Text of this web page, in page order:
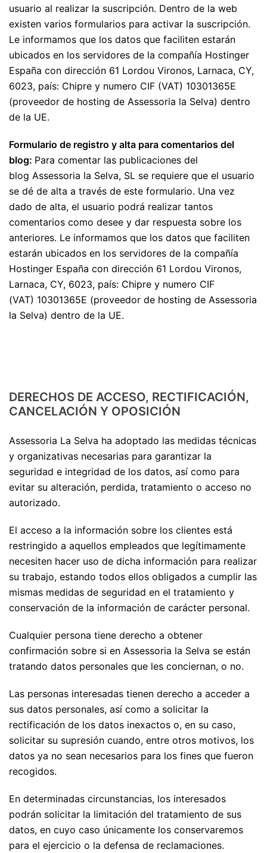
usuario al realizar la suscripción. Dentro de la web
existen varios formularios para activar la suscripción.
Le informamos que los datos que faciliten estarán
ubicados en los servidores de la compañía Hostinger
España con dirección 61 Lordou Vironos, Larnaca, CY,
6023, país: Chipre y numero CIF (VAT) 10301365E
(proveedor de hosting de Assessoria la Selva) dentro
de la UE.
Formulario de registro y alta para comentarios del
blog: Para comentar las publicaciones del
blog Assessoria la Selva, SL se requiere que el usuario
se dé de alta a través de este formulario. Una vez
dado de alta, el usuario podrá realizar tantos
comentarios como desee y dar respuesta sobre los
anteriores. Le informamos que los datos que faciliten
estarán ubicados en los servidores de la compañía
Hostinger España con dirección 61 Lordou Vironos,
Larnaca, CY, 6023, país: Chipre y numero CIF
(VAT) 10301365E (proveedor de hosting de Assessoria
la Selva) dentro de la UE.
DERECHOS DE ACCESO, RECTIFICACIÓN,
CANCELACIÓN Y OPOSICIÓN
Assessoria La Selva ha adoptado las medidas técnicas
y organizativas necesarias para garantizar la
seguridad e integridad de los datos, así como para
evitar su alteración, perdida, tratamiento o acceso no
autorizado.
El acceso a la información sobre los clientes está
restringido a aquellos empleados que legítimamente
necesiten hacer uso de dicha información para realizar
su trabajo, estando todos ellos obligados a cumplir las
mismas medidas de seguridad en el tratamiento y
conservación de la información de carácter personal.
Cualquier persona tiene derecho a obtener
confirmación sobre si en Assessoria la Selva se están
tratando datos personales que les conciernan, o no.
Las personas interesadas tienen derecho a acceder a
sus datos personales, así como a solicitar la
rectificación de los datos inexactos o, en su caso,
solicitar su supresión cuando, entre otros motivos, los
datos ya no sean necesarios para los fines que fueron
recogidos.
En determinadas circunstancias, los interesados
podrán solicitar la limitación del tratamiento de sus
datos, en cuyo caso únicamente los conservaremos
para el ejercicio o la defensa de reclamaciones.